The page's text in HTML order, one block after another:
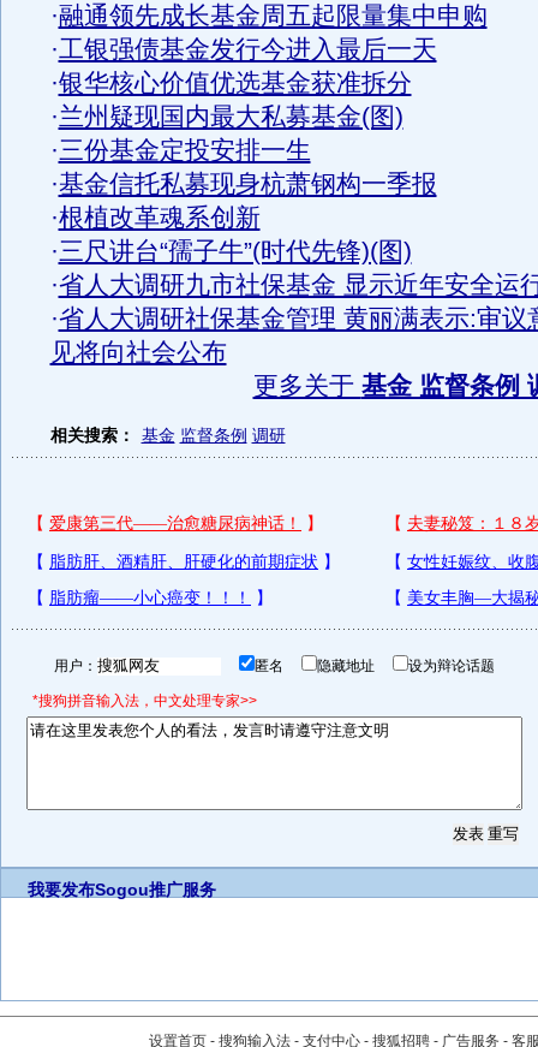
·融通领先成长基金周五起限量集中申购
·工银强债基金发行今进入最后一天
·银华核心价值优选基金获准拆分
·兰州疑现国内最大私募基金(图)
·三份基金定投安排一生
·基金信托私募现身杭萧钢构一季报
·根植改革魂系创新
·三尺讲台“孺子牛”(时代先锋)(图)
·省人大调研九市社保基金 显示近年安全运
·省人大调研社保基金管理 黄丽满表示:审议
见将向社会公布
更多关于 基金 监督条例
相关搜索： 基金 监督条例 调研
用户： 匿名 隐藏地址 设为辩论话题
*搜狗拼音输入法，中文处理专家>>
我要发布Sogou推广服务
设置首页 - 搜狗输入法 - 支付中心 - 搜狐招聘 - 广告服务 - 客